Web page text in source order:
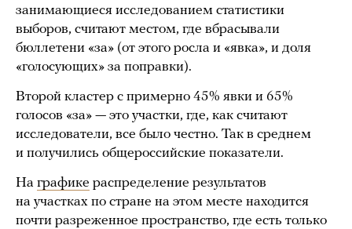
занимающиеся исследованием статистики
выборов, считают местом, где вбрасывали
бюллетени «за» (от этого росла и «явка», и доля
«голосующих» за поправки).
Второй кластер с примерно 45% явки и 65%
голосов «за» — это участки, где, как считают
исследователи, все было честно. Так в среднем
и получились общероссийские показатели.
На графике распределение результатов
на участках по стране на этом месте находится
почти разреженное пространство, где есть только